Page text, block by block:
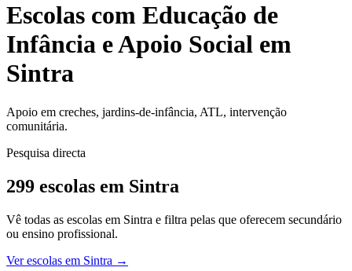
Escolas com Educação de
Infância e Apoio Social em
Sintra
Apoio em creches, jardins-de-infância, ATL, intervenção
comunitária.
Pesquisa directa
299 escolas em Sintra
Vê todas as escolas em Sintra e filtra pelas que oferecem secundário
ou ensino profissional.
Ver escolas em Sintra →